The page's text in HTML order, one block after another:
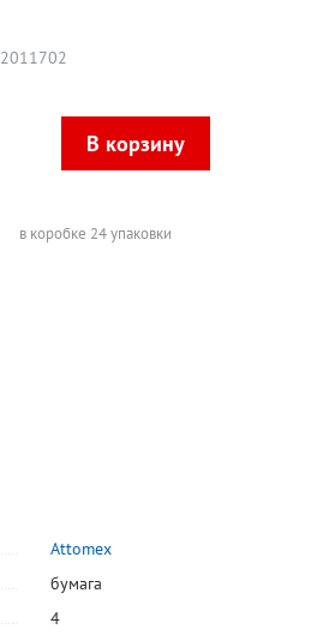
2011702
в коробке 24 упаковки
Attomex
бумага
4